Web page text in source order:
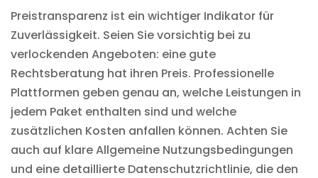
Preistransparenz ist ein wichtiger Indikator für
Zuverlässigkeit. Seien Sie vorsichtig bei zu
verlockenden Angeboten: eine gute
Rechtsberatung hat ihren Preis. Professionelle
Plattformen geben genau an, welche Leistungen in
jedem Paket enthalten sind und welche
zusätzlichen Kosten anfallen können. Achten Sie
auch auf klare Allgemeine Nutzungsbedingungen
und eine detaillierte Datenschutzrichtlinie, die den